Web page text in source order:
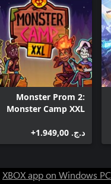
Monster Prom 2:
Monster Camp XXL
د.ج.‏ 1.949,00+
XBOX app on Windows PC